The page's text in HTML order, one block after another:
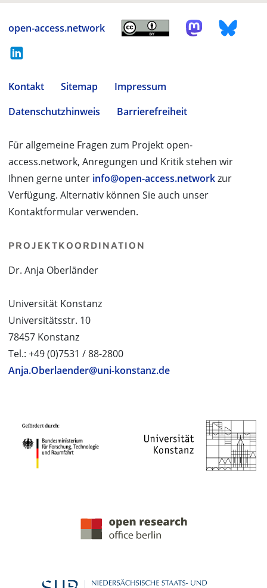
open-access.network
Kontakt Sitemap
Impressum
Datenschutzhinweis
Barrierefreiheit
Für allgemeine Fragen zum Projekt open-
access.network, Anregungen und Kritik stehen wir
Ihnen gerne unter info@open-access.networkzur
Verfügung. Alternativ können Sie auch unser
Kontaktformular verwenden.
PROJEKTKOORDINATION
Dr. Anja Oberländer
Universität Konstanz
Universitätsstr. 10
78457 Konstanz
Tel.: +49 (0)7531 / 88-2800
Anja.Oberlaender@uni-konstanz.de